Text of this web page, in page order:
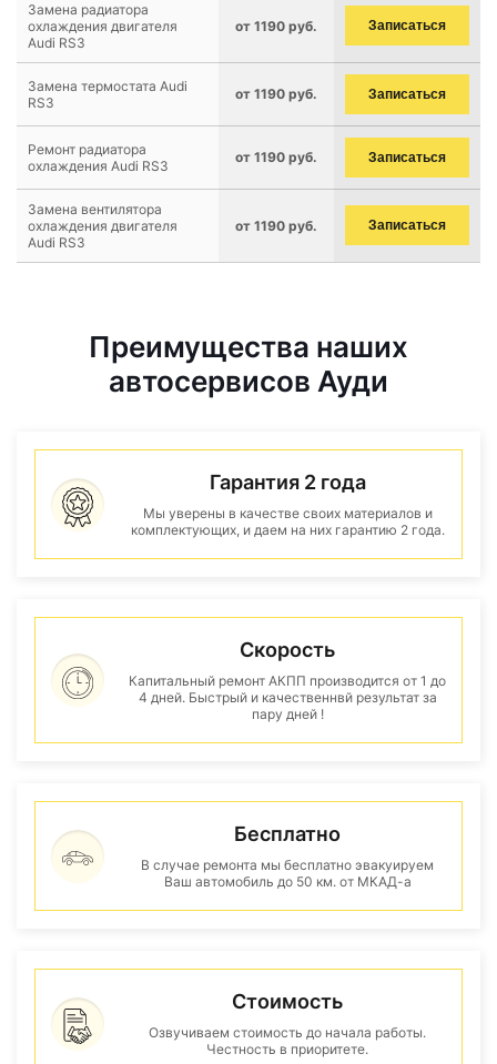
Замена радиатора
охлаждения двигателя
Audi RS3
от 1190 руб. Записаться
Замена термостата Audi
RS3
от 1190 руб. Записаться
Ремонт радиатора
охлаждения Audi RS3
от 1190 руб. Записаться
Замена вентилятора
охлаждения двигателя
Audi RS3
от 1190 руб. Записаться
Преимущества наших
автосервисов Ауди
Гарантия 2 года
Мы уверены в качестве своих материалов и
комплектующих, и даем на них гарантию 2 года.
Скорость
Капитальный ремонт АКПП производится от 1 до
4 дней. Быстрый и качественнвй результат за
пару дней !
Бесплатно
В случае ремонта мы бесплатно эвакуируем
Ваш автомобиль до 50 км. от МКАД-а
Стоимость
Озвучиваем стоимость до начала работы.
Честность в приоритете.